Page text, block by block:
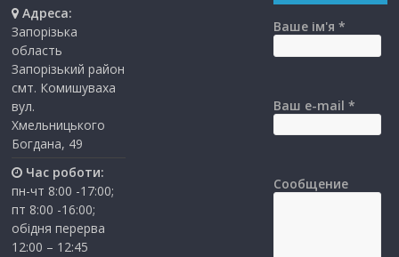
Адреса:
Запорізька
область
Запорізький район
смт. Комишуваха
вул.
Хмельницького
Богдана, 49
Час роботи:
пн-чт 8:00 -17:00;
пт 8:00 -16:00;
обідня перерва
12:00 – 12:45
Ваше ім'я *
Ваш e-mail *
Сообщение